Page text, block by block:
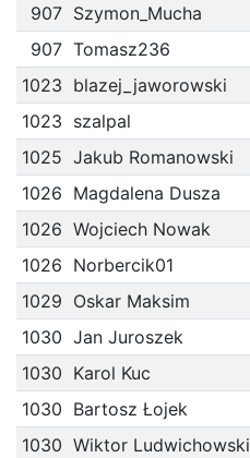
907 Szymon_Mucha
907 Tomasz236
1023 blazej_jaworowski
1023 szalpal
1025 Jakub Romanowski
1026 Magdalena Dusza
1026 Wojciech Nowak
1026 Norbercik01
1029 Oskar Maksim
1030 Jan Juroszek
1030 Karol Kuc
1030 Bartosz Łojek
1030 Wiktor Ludwichowski